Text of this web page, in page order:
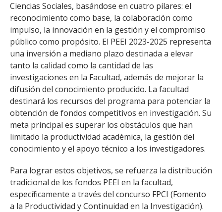
Ciencias Sociales, basándose en cuatro pilares: el
reconocimiento como base, la colaboración como
impulso, la innovación en la gestión y el compromiso
público como propósito. El PEEI 2023-2025 representa
una inversión a mediano plazo destinada a elevar
tanto la calidad como la cantidad de las
investigaciones en la Facultad, además de mejorar la
difusión del conocimiento producido. La facultad
destinará los recursos del programa para potenciar la
obtención de fondos competitivos en investigación. Su
meta principal es superar los obstáculos que han
limitado la productividad académica, la gestión del
conocimiento y el apoyo técnico a los investigadores.
Para lograr estos objetivos, se refuerza la distribución
tradicional de los fondos PEEI en la facultad,
específicamente a través del concurso FPCI (Fomento
a la Productividad y Continuidad en la Investigación).